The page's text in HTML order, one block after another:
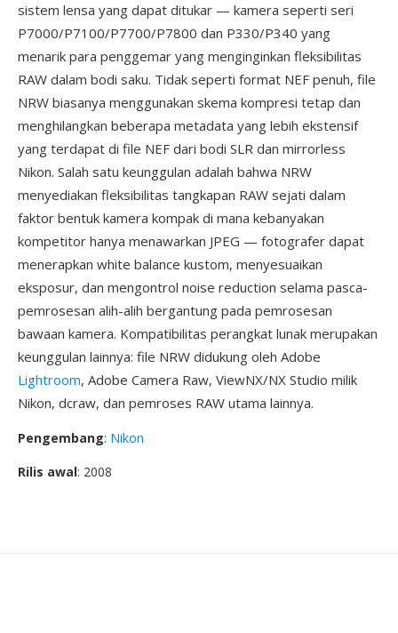
sistem lensa yang dapat ditukar — kamera seperti seri
P7000/P7100/P7700/P7800 dan P330/P340 yang
menarik para penggemar yang menginginkan fleksibilitas
RAW dalam bodi saku. Tidak seperti format NEF penuh, file
NRW biasanya menggunakan skema kompresi tetap dan
menghilangkan beberapa metadata yang lebih ekstensif
yang terdapat di file NEF dari bodi SLR dan mirrorless
Nikon. Salah satu keunggulan adalah bahwa NRW
menyediakan fleksibilitas tangkapan RAW sejati dalam
faktor bentuk kamera kompak di mana kebanyakan
kompetitor hanya menawarkan JPEG — fotografer dapat
menerapkan white balance kustom, menyesuaikan
eksposur, dan mengontrol noise reduction selama pasca-
pemrosesan alih-alih bergantung pada pemrosesan
bawaan kamera. Kompatibilitas perangkat lunak merupakan
keunggulan lainnya: file NRW didukung oleh Adobe
Lightroom, Adobe Camera Raw, ViewNX/NX Studio milik
Nikon, dcraw, dan pemroses RAW utama lainnya.
Pengembang: Nikon
Rilis awal: 2008